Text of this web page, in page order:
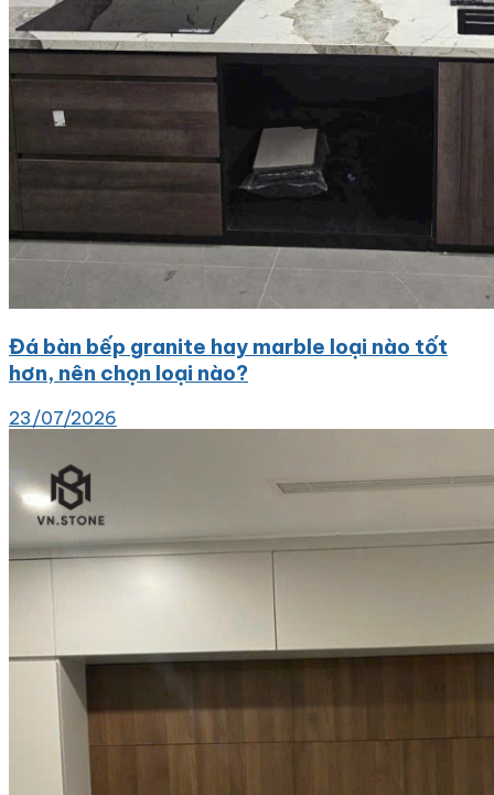
Đá bàn bếp granite hay marble loại nào tốt
hơn, nên chọn loại nào?
23/07/2026